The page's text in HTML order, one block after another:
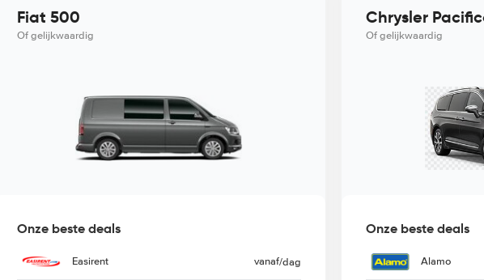
Fiat 500
Of gelijkwaardig
Onze beste deals
Easirent vanaf/dag
Chrysler
Of gelijkwaardig
Onze beste deals
Alamo